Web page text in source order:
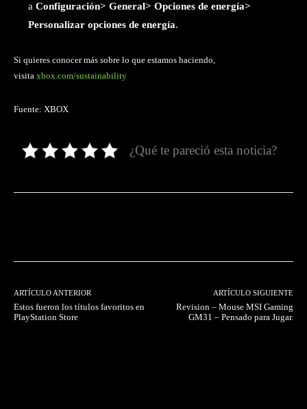
a Configuración> General> Opciones de energía>
Personalizar opciones de energía.
Si quieres conocer más sobre lo que estamos haciendo,
visita xbox.com/sustainability
Fuente: XBOX
¿Qué te pareció esta noticia?
ARTÍCULO ANTERIOR
Estos fueron los títulos favoritos en
PlayStation Store
ARTÍCULO SIGUIENTE
Revision – Mouse MSI Gaming
GM31 – Pensado para Jugar.